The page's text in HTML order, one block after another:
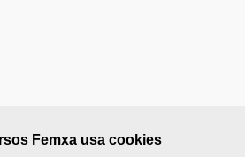
Femxa usa cookies